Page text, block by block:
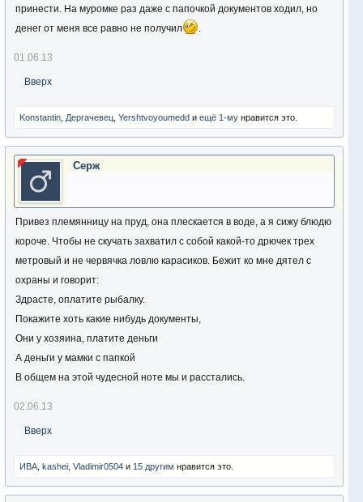
принести. На муромке раз даже с папочкой документов ходил, но
денег от меня все равно не получил
.
01.06.13
Вверх
Konstantin Дергачевец Yershtvoyoumedd и ещё 1-му нравится это.
Серж
Привез племянницу на пруд, она плескается в воде, а я сижу блюдю
короче. Чтобы не скучать захватил с собой какой-то дрючек трех
метровый и не червячка ловлю карасиков. Бежит ко мне дятел с
охраны и говорит:
Здрасте, оплатите рыбалку.
Покажите хоть какие нибудь документы,
Они у хозяина, платите деньги
А деньги у мамки с папкой
В общем на этой чудесной ноте мы и расстались.
02.06.13
Вверх
ИВА kashei Vladimir0504 и 15 другим нравится это.